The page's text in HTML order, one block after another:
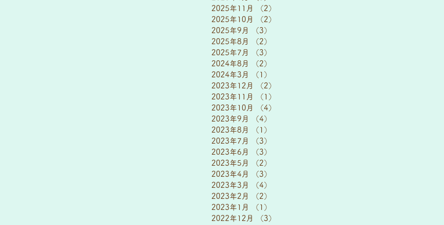
2025年11月
（2）
2025年10月
（2）
2025年9月
（3）
2025年8月
（2）
2025年7月
（3）
2024年8月
（2）
2024年3月
（1）
2023年12月
（2）
2023年11月
（1）
2023年10月
（4）
2023年9月
（4）
2023年8月
（1）
2023年7月
（3）
2023年6月
（3）
2023年5月
（2）
2023年4月
（3）
2023年3月
（4）
2023年2月
（2）
2023年1月
（1）
2022年12月
（3）